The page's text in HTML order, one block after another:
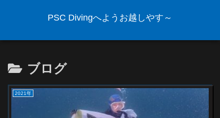
PSC Divingへようお越しやす～
ブログ
2021年